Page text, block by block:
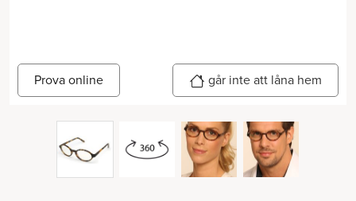
Prova online går inte att låna hem